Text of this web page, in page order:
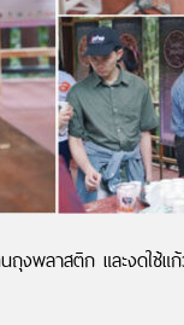
พลาสติก และงดใช้แก้